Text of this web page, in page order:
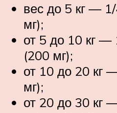
вес до 5 кг —
мг);
от 5 до 10 кг —
(200 мг);
от 10 до 20 кг
мг);
от 20 до 30 кг